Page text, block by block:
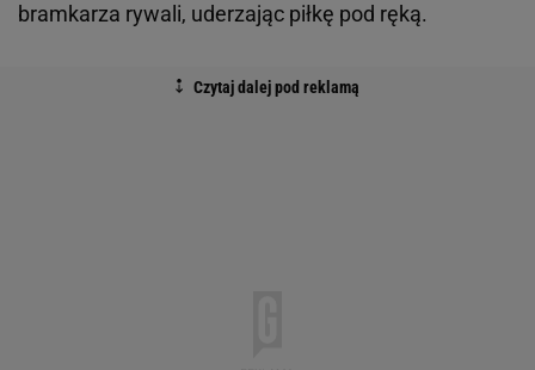
bramkarza rywali, uderzając piłkę pod ręką.